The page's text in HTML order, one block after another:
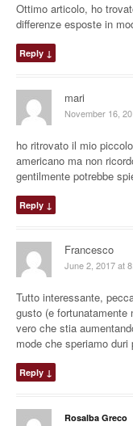
Ottimo articolo, ho
differenze esposte in
Reply ↓
mari
November 16,
ho ritrovato il mio
americano ma non
gentilmente potrebbe
Reply ↓
Francesco
June 2, 2017 at
Tutto interessante,
gusto (e fortunatamente
vero che stia
mode che speriamo duri
Reply ↓
Rosalba Greco